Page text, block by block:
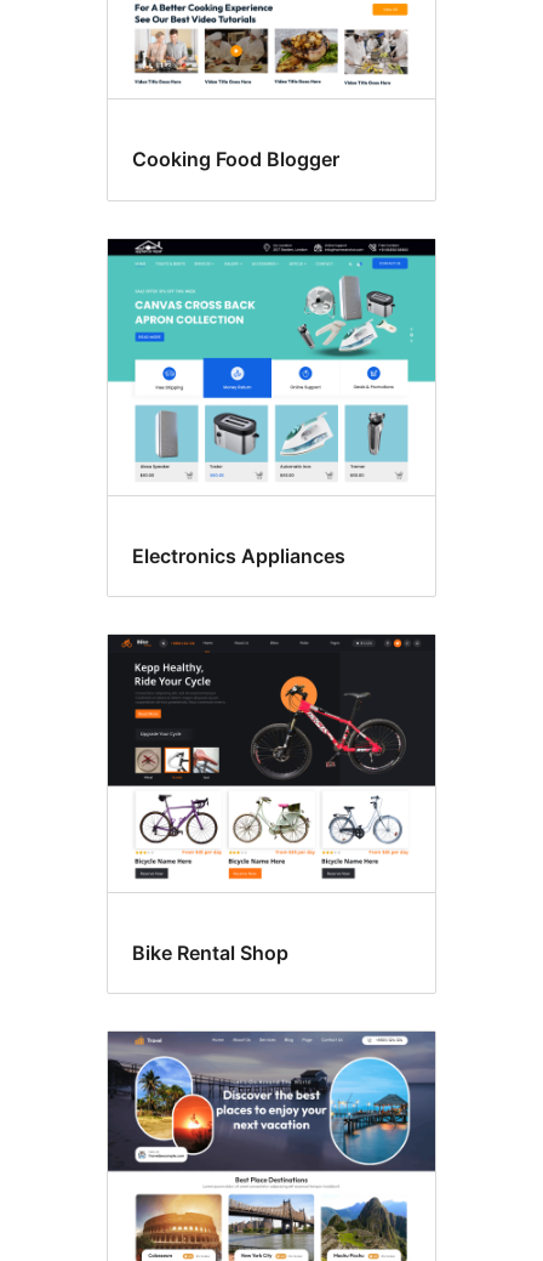
Cooking Food Blogger
Electronics Appliances
Bike Rental Shop